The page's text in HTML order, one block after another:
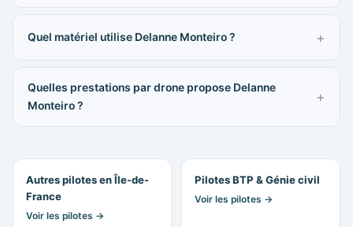
Quel matériel utilise Delanne Monteiro ?
Quelles prestations par drone propose Delanne
Monteiro ?
Autres pilotes en Île-de-
France
Voir les pilotes →
Pilotes BTP & Génie civil
Voir les pilotes →